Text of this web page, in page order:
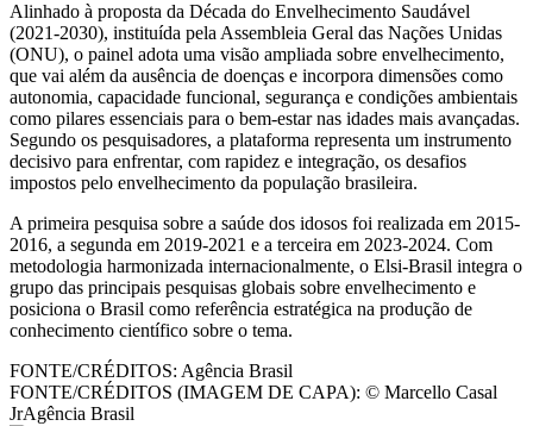
Alinhado à proposta da Década do Envelhecimento Saudável
(2021-2030), instituída pela Assembleia Geral das Nações Unidas
(ONU), o painel adota uma visão ampliada sobre envelhecimento,
que vai além da ausência de doenças e incorpora dimensões como
autonomia, capacidade funcional, segurança e condições ambientais
como pilares essenciais para o bem-estar nas idades mais avançadas.
Segundo os pesquisadores, a plataforma representa um instrumento
decisivo para enfrentar, com rapidez e integração, os desafios
impostos pelo envelhecimento da população brasileira.
A primeira pesquisa sobre a saúde dos idosos foi realizada em 2015-
2016, a segunda em 2019-2021 e a terceira em 2023-2024. Com
metodologia harmonizada internacionalmente, o Elsi-Brasil integra o
grupo das principais pesquisas globais sobre envelhecimento e
posiciona o Brasil como referência estratégica na produção de
conhecimento científico sobre o tema.
FONTE/CRÉDITOS: Agência Brasil
FONTE/CRÉDITOS (IMAGEM DE CAPA): © Marcello Casal
JrAgência Brasil